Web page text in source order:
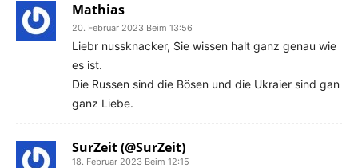
Mathias
20. Februar 2023 Beim 13:56
Liebr nussknacker, Sie wissen halt ganz genau wie
es ist.
Die Russen sind die Bösen und die Ukraier sind gan
ganz Liebe.
SurZeit (@SurZeit)
18. Februar 2023 Beim 12:15